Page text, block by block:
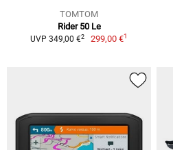
TOMTOM
Rider 50 Le
UVP 349,00 €2 299,00 €1